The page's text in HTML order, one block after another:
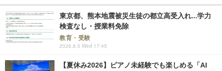
東京都、熊本地震被災生徒の都立高受入れ...学力
検査なし・授業料免除
教育・受験
2026.8.5 Wed 17:45
【夏休み2026】ピアノ未経験でも楽しめる「AI